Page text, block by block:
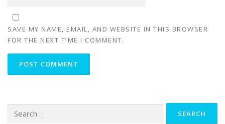
SAVE MY NAME, EMAIL, AND WEBSITE IN THIS BROWSER
FOR THE NEXT TIME I COMMENT.
for: